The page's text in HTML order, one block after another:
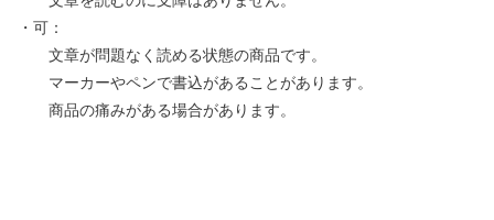
・可：
文章が問題なく読める状態の商品です。
マーカーやペンで書込があることがあります。
商品の痛みがある場合があります。